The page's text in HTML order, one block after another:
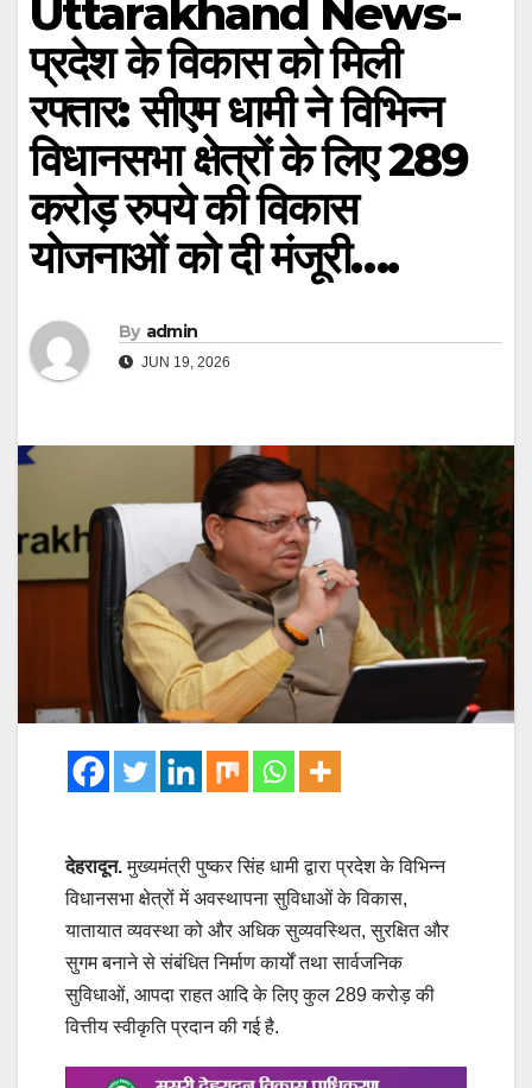
Uttarakhand News-
प्रदेश के विकास को मिली
रफ्तार: सीएम धामी ने विभिन्न
विधानसभा क्षेत्रों के लिए 289
करोड़ रुपये की विकास
योजनाओं को दी मंजूरी….
By admin
JUN 19, 2026
देहरादून.मुख्यमंत्री पुष्कर सिंह धामी द्वारा प्रदेश के विभिन्न
विधानसभा क्षेत्रों में अवस्थापना सुविधाओं के विकास,
यातायात व्यवस्था को और अधिक सुव्यवस्थित, सुरक्षित और
सुगम बनाने से संबंधित निर्माण कार्यों तथा सार्वजनिक
सुविधाओं, आपदा राहत आदि के लिए कुल 289 करोड़ की
वित्तीय स्वीकृति प्रदान की गई है.